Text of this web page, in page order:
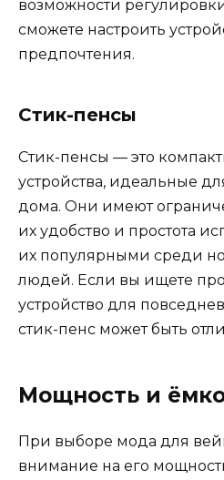
возможности
сможете настроить
предпочтения.
Стик-пенсы
Стик-пенсы — это
устройства, идеальные
дома. Они имеют
их удобство и простота
их популярными среди
людей. Если вы ищете
устройство для
стик-пенс может быть
Мощность и
При выборе мода для
внимание на его